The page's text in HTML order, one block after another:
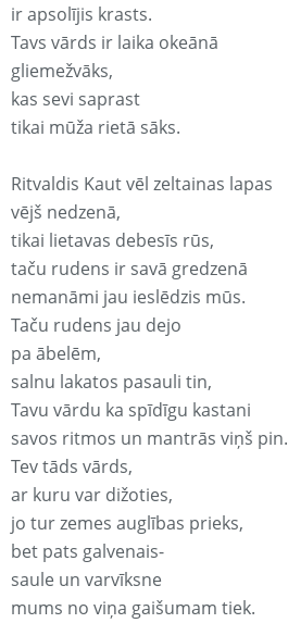
ir apsolījis krasts.
Tavs vārds ir laika okeānā
gliemežvāks,
kas sevi saprast
tikai mūža rietā sāks.
Ritvaldis Kaut vēl zeltainas lapas
vējš nedzenā,
tikai lietavas debesīs rūs,
taču rudens ir savā gredzenā
nemanāmi jau ieslēdzis mūs.
Taču rudens jau dejo
pa ābelēm,
salnu lakatos pasauli tin,
Tavu vārdu ka spīdīgu kastani
savos ritmos un mantrās viņš pin.
Tev tāds vārds,
ar kuru var dižoties,
jo tur zemes auglības prieks,
bet pats galvenais-
saule un varvīksne
mums no viņa gaišumam tiek.